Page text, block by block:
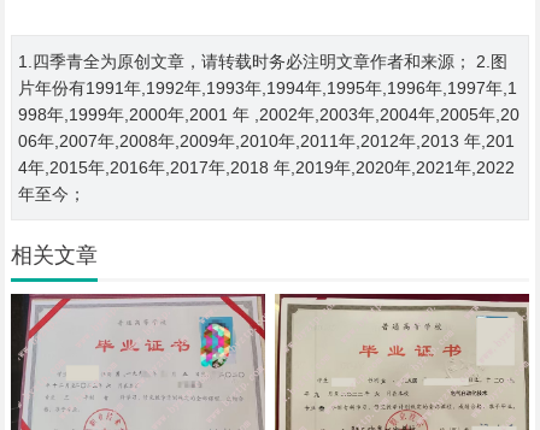
1.四季青全为原创文章，请转载时务必注明文章作者和来源； 2.图
片年份有1991年,1992年,1993年,1994年,1995年,1996年,1997年,1
998年,1999年,2000年,2001 年 ,2002年,2003年,2004年,2005年,20
06年,2007年,2008年,2009年,2010年,2011年,2012年,2013 年,201
4年,2015年,2016年,2017年,2018 年,2019年,2020年,2021年,2022
年至今；
相关文章